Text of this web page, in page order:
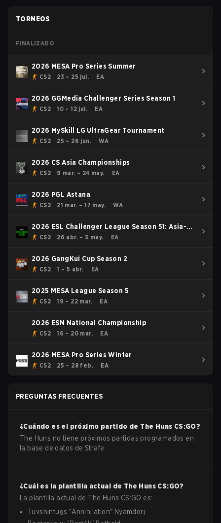
TORNEOS
FINALIZADO
2026 MESA Pro Series Summer
CS2 23 – 25 jul. EA
2026 GGMedia Challenger Series Season 1
CS2 10 – 12 jul. EA
2026 MySkill LG UltraGear Tournament
CS2 25 – 26 jun. WA
2026 CS Asia Championships
CS2 9 mar. – 24 may. EA
2026 PGL Astana
CS2 21 mar. – 17 may. WA
2026 ESL Challenger League Season 51: Asia-
Pacific - Cup #4
CS2 26 abr. – 3 may. EA
2026 GangKui Cup Season 2
CS2 1 – 5 abr. EA
2025 MESA League Season 5
CS2 19 – 22 mar. EA
2026 ESN National Championship
CS2 16 – 20 mar. EA
2026 MESA Pro Series Winter
CS2 25 – 28 feb. EA
PREGUNTAS FRECUENTES
¿Cuándo es el próximo partido de The Huns CS:GO?
The Huns no tiene próximos partidas programados en
la base de datos de Strafe.
¿Cuál es la plantilla actual de The Huns CS:GO?
La plantilla actual de The Huns CS:GO es:
Tuvshintugs "Annihilation" Nyamdorj